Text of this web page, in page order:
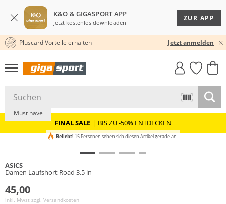
K&Ö & GIGASPORT APP
Jetzt kostenlos downloaden
ZUR APP
★★★★★ 4,8 / 5,0 STERNE
Pluscard Vorteile erhalten Jetzt anmelden
GIGASTYLE
FAHRRAD­
MUST-HAVE
FINAL SALE | BIS ZU -50% ENTDECKEN
Nachhaltig
Must have
Beliebt! 15 Personen sehen sich diesen Artikel gerade an
ASICS
Damen Laufshort Road 3,5 in
45,00
inkl. Mwst zzgl. Versandkosten